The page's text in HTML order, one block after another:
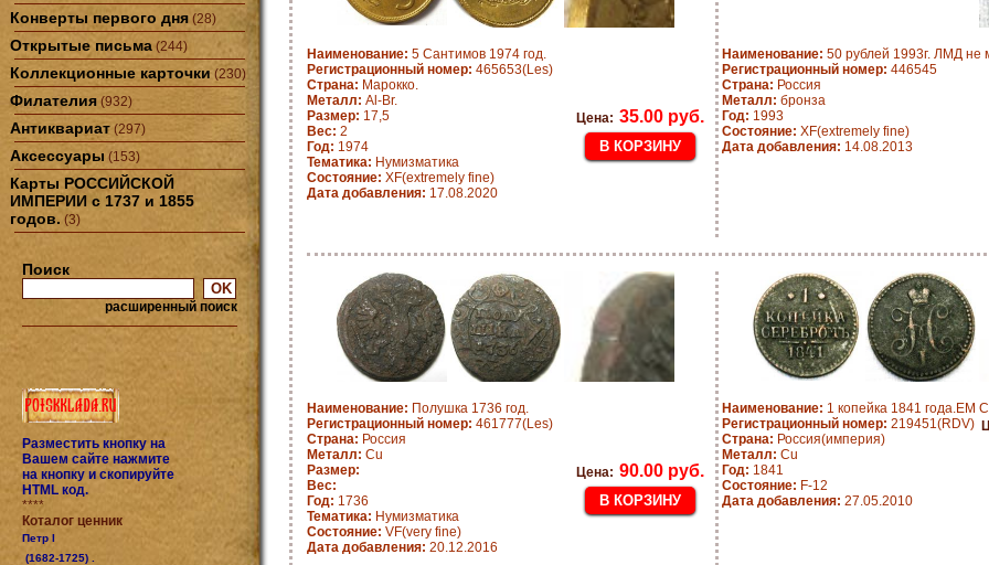
Конверты первого дня (28)
Открытые письма (244)
Коллекционные карточки(230)
Филателия (932)
Антиквариат (297)
Аксессуары (153)
Карты РОССИЙСКОЙ
ИМПЕРИИ с 1737 и 1855
годов. (3)
Поиск
расширенный поиск
Разместить кнопку на
Вашем сайте нажмите
на кнопку и скопируйте
HTML код.
****
Коталог ценник
Петр I
(1682-1725) .
Наименование: 5 Сантимов 1974 год.
Регистрационный номер: 465653(Les)
Страна: Марокко.
Металл: Al-Br.
Размер: 17,5
Вес: 2
Год: 1974
Тематика: Нумизматика
Состояние: XF(extremely fine)
Дата добавления: 17.08.2020
Цена: 35.00 руб.
Наименование: 50 рублей 1993г. ЛМД не
Регистрационный номер: 446545
Страна: Россия
Металл: бронза
Год: 1993
Состояние: XF(extremely fine)
Дата добавления: 14.08.2013
Наименование: Полушка 1736 год.
Регистрационный номер: 461777(Les)
Страна: Россия
Металл: Cu
Размер:
Вес:
Год: 1736
Тематика: Нумизматика
Состояние: VF(very fine)
Дата добавления: 20.12.2016
Цена: 90.00 руб.
Наименование: 1 копейка 1841 года.ЕМ
Регистрационный номер: 219451(RDV)
Страна: Россия(империя)
Металл: Cu
Год: 1841
Состояние: F-12
Дата добавления: 27.05.2010